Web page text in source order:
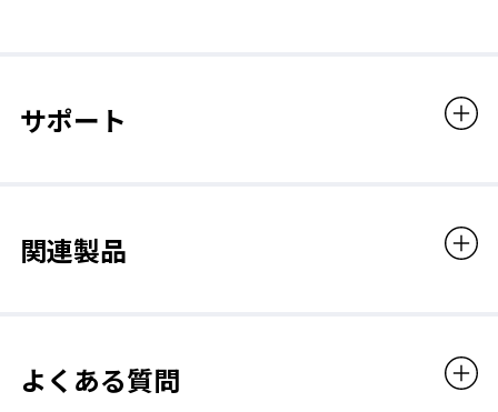
軟質塩化ビニル素材のため、柔らかく、ハサミやカッターで簡単
YLC-3A
適合規格
サポート
関連製品
よくある質問